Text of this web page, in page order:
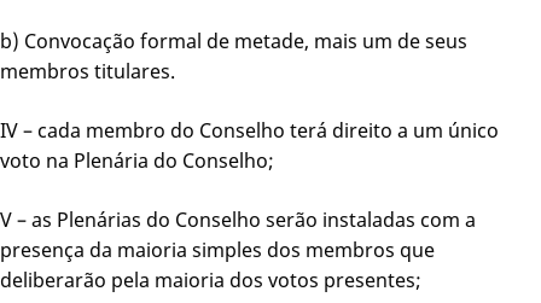
b) Convocação formal de metade, mais um de seus
membros titulares.
IV – cada membro do Conselho terá direito a um único
voto na Plenária do Conselho;
V – as Plenárias do Conselho serão instaladas com a
presença da maioria simples dos membros que
deliberarão pela maioria dos votos presentes;